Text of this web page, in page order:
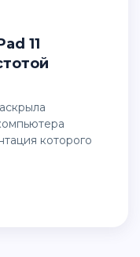
которого